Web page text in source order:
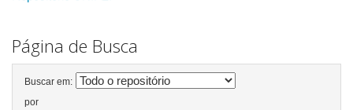
Página de Busca
Buscar em:
por